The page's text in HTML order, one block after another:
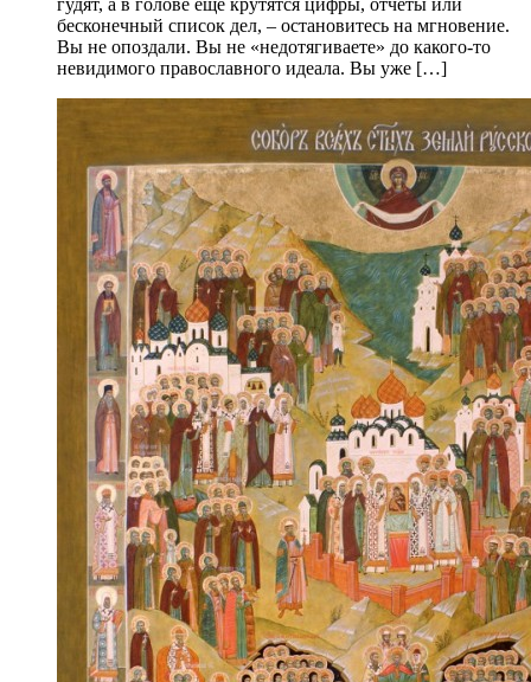
бесконечный список дел, – остановитесь на мгновение.
Вы не опоздали. Вы не «недотягиваете» до какого-то
невидимого православного идеала. Вы уже […]